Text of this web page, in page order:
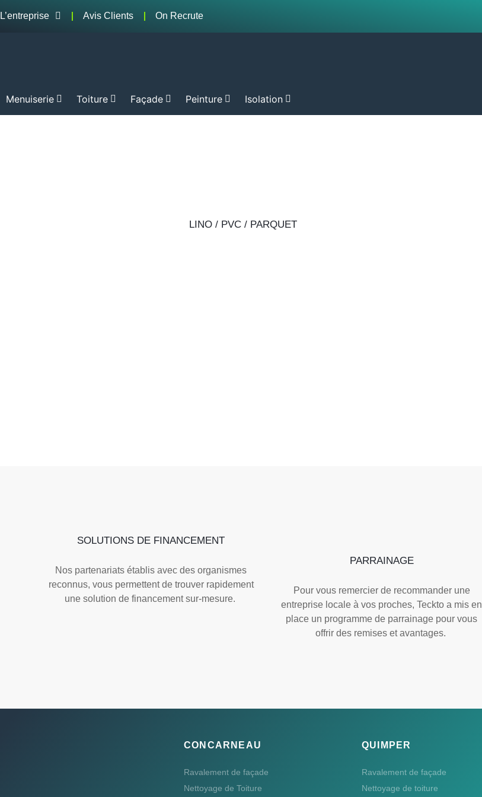
L’entreprise Avis Clients On Recrute
Menuiserie Toiture Façade Peinture Isolation
LINO / PVC / PARQUET
SOLUTIONS DE FINANCEMENT
Nos partenariats établis avec des organismes
reconnus, vous permettent de trouver rapidement
une solution de financement sur-mesure.
PARRAINAGE
Pour vous remercier de recommander une
entreprise locale à vos proches, Teckto a mis en
place un programme de parrainage pour vous
offrir des remises et avantages.
CONCARNEAU
Ravalement de façade
Nettoyage de Toiture
QUIMPER
Ravalement de façade
Nettoyage de toiture